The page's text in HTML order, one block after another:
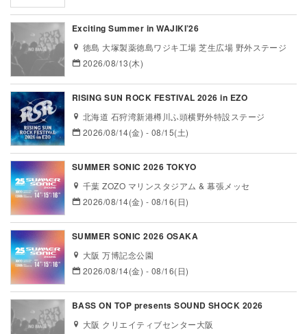
Exciting Summer in WAJIKI’26
徳島 大塚製薬徳島ワジキ工場 芝生広場 野外ステージ
2026/08/13(木)
RISING SUN ROCK FESTIVAL 2026 in EZO
北海道 石狩湾新港樽川ふ頭横野外特設ステージ
2026/08/14(金) - 08/15(土)
SUMMER SONIC 2026 TOKYO
千葉 ZOZO マリンスタジアム & 幕張メッセ
2026/08/14(金) - 08/16(日)
SUMMER SONIC 2026 OSAKA
大阪 万博記念公園
2026/08/14(金) - 08/16(日)
BASS ON TOP presents SOUND SHOCK 2026
大阪 クリエイティブセンター大阪